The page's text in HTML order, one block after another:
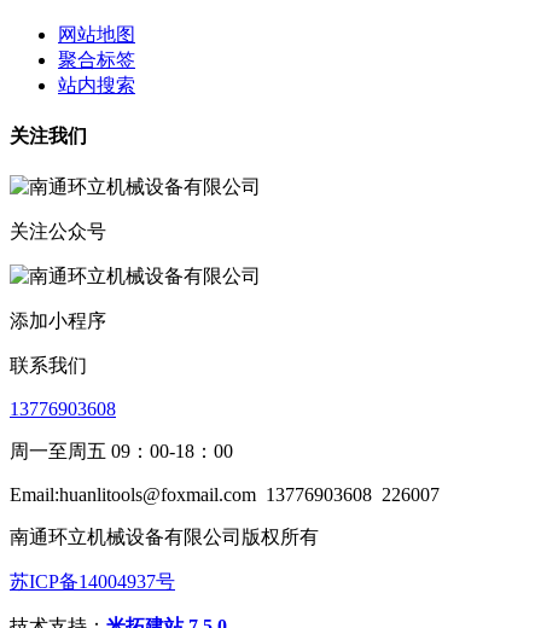
网站地图
聚合标签
站内搜索
关注我们
关注公众号
添加小程序
联系我们
13776903608
周一至周五 09：00-18：00
Email:huanlitools@foxmail.com 13776903608 226007
南通环立机械设备有限公司版权所有
苏ICP备14004937号